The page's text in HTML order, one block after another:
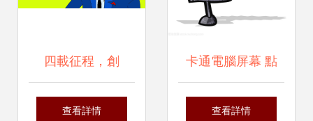
四載征程，創
(chuàng)意無限 慶
查看詳情
卡通電腦屏幕 點
(diǎn)亮創
查看詳情